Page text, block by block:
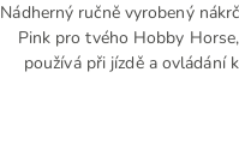
Nádherný ručně vyrobený
Pink pro tvého Hobby
používá při jízdě a ovládání